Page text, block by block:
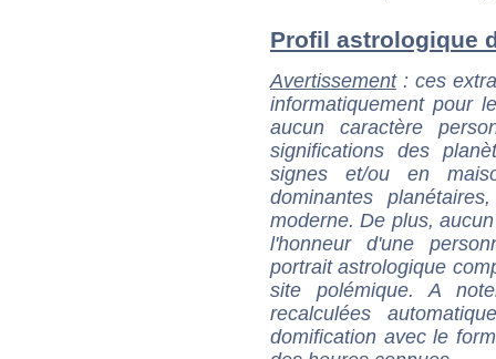
Profil astrologique
Avertissement: ces
informatiquement pour
aucun caractère
significations des
signes et/ou en
dominantes
moderne. De plus,
l'honneur d'une
portrait astrologique
site polémique. A
recalculées
domification avec le